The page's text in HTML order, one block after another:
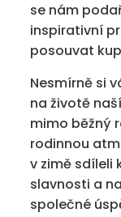
se nám
inspirativní
posouvat
Nesmírně si
na životě
mimo běžný
rodinnou
v zimě sdíleli
slavnosti a
společné